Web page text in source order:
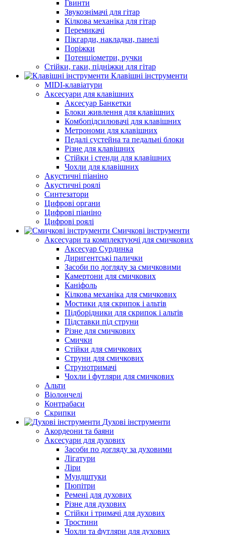
Гвинти
Звукознімачі для гітар
Кілкова механіка для гітар
Перемикачі
Пікгарди, накладки, панелі
Поріжки
Потенціометри, ручки
Стійки, гаки, підніжки для гітар
Клавішні інструменти
MIDI-клавіатури
Аксесуари для клавішних
Аксесуар Банкетки
Блоки живлення для клавішних
Комбопідсилювачі для клавішних
Метрономи для клавішних
Педалі сустейна та педальні блоки
Різне для клавішних
Стійки і стенди для клавішних
Чохли для клавішних
Акустичні піаніно
Акустичні роялі
Синтезатори
Цифрові органи
Цифрові піаніно
Цифрові роялі
Смичкові інструменти
Аксесуари та комплектуючі для смичкових
Аксесуар Сурдинка
Диригентські палички
Засоби по догляду за смичковими
Камертони для смичкових
Каніфоль
Кілкова механіка для смичкових
Мостики для скрипок і альтів
Підборiдники для скрипок і альтів
Підставки під струни
Різне для смичкових
Смички
Стійки для смичкових
Струни для смичкових
Струнотримачі
Чохли і футляри для смичкових
Альти
Віолончелі
Контрабаси
Скрипки
Духові інструменти
Акордеони та баяни
Аксесуари для духових
Засоби по догляду за духовими
Лігатури
Ліри
Мундштуки
Пюпітри
Ремені для духових
Різне для духових
Стійки і тримачі для духових
Тростини
Чохли та футляри для духових